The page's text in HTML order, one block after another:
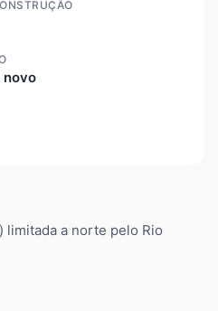
novo
limitada a norte pelo Rio